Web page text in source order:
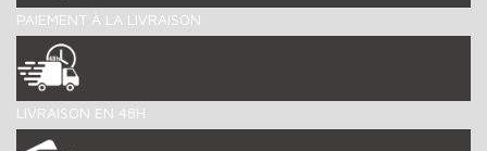
PAIEMENT À LA LIVRAISON
LIVRAISON EN 48H